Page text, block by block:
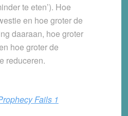
te eten’). Hoe
en hoe groter de
daaraan, hoe groter
hoe groter de
reduceren.